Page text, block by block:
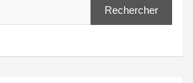
Rechercher